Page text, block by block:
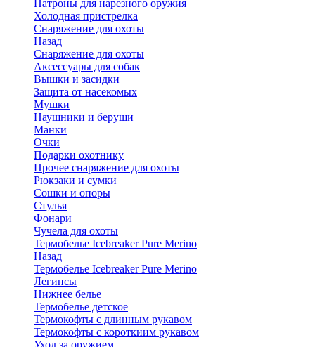
Патроны для нарезного оружия
Холодная пристрелка
Снаряжение для охоты
Назад
Снаряжение для охоты
Аксессуары для собак
Вышки и засидки
Защита от насекомых
Мушки
Наушники и беруши
Манки
Очки
Подарки охотнику
Прочее снаряжение для охоты
Рюкзаки и сумки
Сошки и опоры
Стулья
Фонари
Чучела для охоты
Термобелье Icebreaker Pure Merino
Назад
Термобелье Icebreaker Pure Merino
Легинсы
Нижнее белье
Термобелье детское
Термокофты с длинным рукавом
Термокофты с короткиим рукавом
Уход за оружием